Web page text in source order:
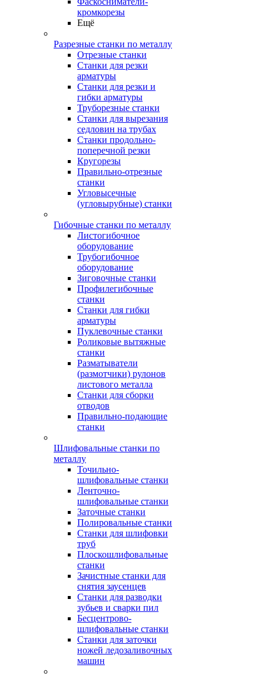
кромкорезы
Ещё
Разрезные станки по металлу
Отрезные станки
Станки для резки
арматуры
Станки для резки и
гибки арматуры
Труборезные станки
Станки для вырезания
седловин на трубаx
Станки продольно-
поперечной резки
Кругорезы
Правильно-отрезные
станки
Угловысечные
(угловырубные) станки
Гибочные станки по металлу
Листогибочное
оборудование
Трубогибочное
оборудование
Зиговочные станки
Профилегибочные
станки
Станки для гибки
арматуры
Пуклевочные станки
Роликовые вытяжные
станки
Разматыватели
(размотчики) рулонов
листового металла
Станки для сборки
отводов
Правильно-подающие
станки
Шлифовальные станки по
металлу
Точильно-
шлифовальные станки
Ленточно-
шлифовальные станки
Заточные станки
Полировальные станки
Станки для шлифовки
труб
Плоскошлифовальные
станки
Зачистные станки для
снятия заусенцев
Станки для разводки
зубьев и сварки пил
Бесцентрово-
шлифовальные станки
Станки для заточки
ножей ледозаливочных
машин